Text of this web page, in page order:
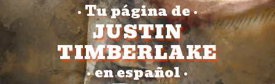
•Tu página de•
JUSTIN
TIMBERLAKE
•en español•